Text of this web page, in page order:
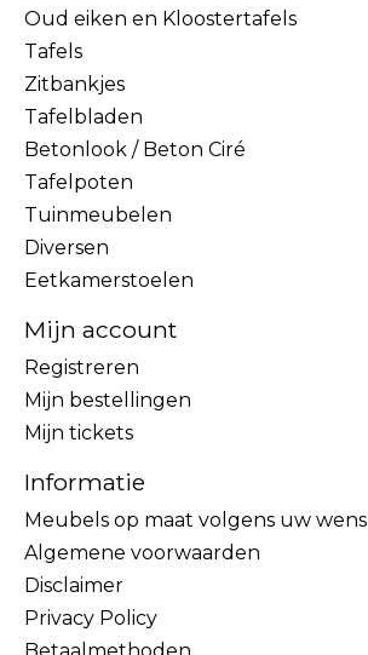
Oud eiken en Kloostertafels
Tafels
Zitbankjes
Tafelbladen
Betonlook / Beton Ciré
Tafelpoten
Tuinmeubelen
Diversen
Eetkamerstoelen
Mijn account
Registreren
Mijn bestellingen
Mijn tickets
Informatie
Meubels op maat volgens uw wens
Algemene voorwaarden
Disclaimer
Privacy Policy
Betaalmethoden